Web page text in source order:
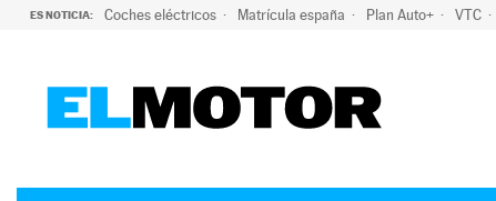
ES NOTICIA: Coches eléctricos Matrícula españa Plan Auto+ VTC
ELÉCTRICOS